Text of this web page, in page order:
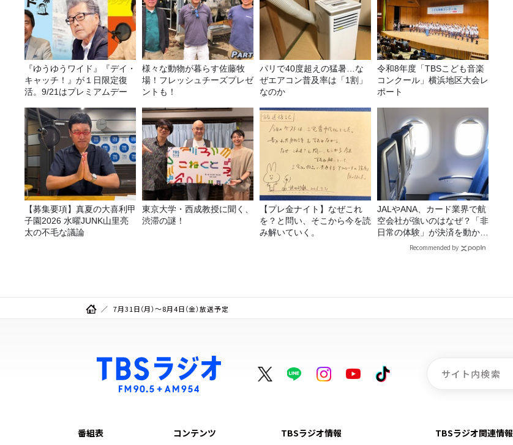
『ゆうゆうワイド』『デイ・
キャッチ！』が１日限定復
活。9/21はプレミアムデー
様々な動物が暮らす佐藤牧
場！フレッシュチーズプレゼ
ントも！
パリで40度超えの猛暑…な
ぜエアコン普及率は「1割」
なのか
令和8年度「TBSこども音楽
コンクール」横浜地区大会レ
ポート
【募集要項】真夏の大喜利甲
子園2026 水曜JUNK山里亮
太の不毛な議論
東京大学・西成教授に聞く、
渋滞の謎！
【プレ金ナイト】なぜこれ
を？と問い、そこから今を読
み解いていく。
JALやANA、カード業界で航
空会社が強いのはなぜ？「非
日常の体験」が決済を動かす
Recommended by
7月31日（月）～8月4日（金）放送予定
番組表 コンテンツ TBSラジオ情報 TBSラジオ関連情報